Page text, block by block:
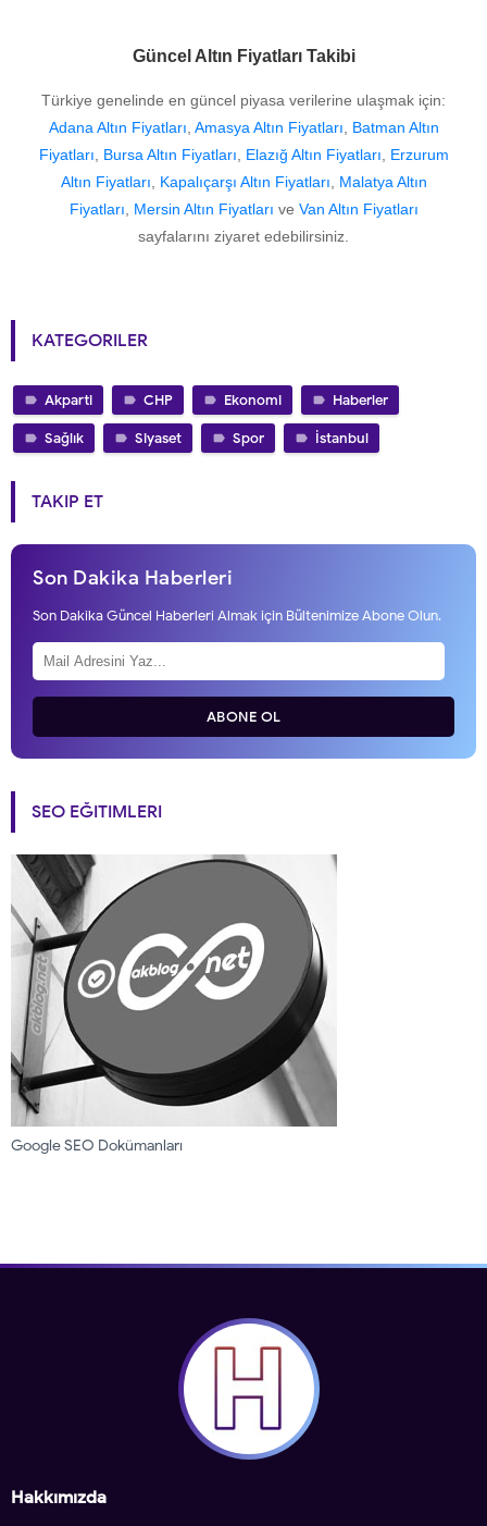
Güncel Altın Fiyatları Takibi
Türkiye genelinde en güncel piyasa verilerine ulaşmak için:
Adana Altın Fiyatları Amasya Altın Fiyatları
Batman Altın
Fiyatları
Bursa Altın Fiyatları Elazığ Altın Fiyatları
Erzurum
Altın Fiyatları
Kapalıçarşı Altın Fiyatları
Malatya Altın
Fiyatları
Mersin Altın Fiyatları ve Van Altın Fiyatları
sayfalarını ziyaret edebilirsiniz.
KATEGORILER
Akparti CHP Ekonomi Haberler
Sağlık Siyaset Spor İstanbul
TAKIP ET
Son Dakika Haberleri
Son Dakika Güncel Haberleri Almak için Bültenimize Abone Olun.
ABONE OL
SEO EĞITIMLERI
Google SEO Dokümanları
Hakkımızda